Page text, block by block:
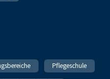
Pflegeschule